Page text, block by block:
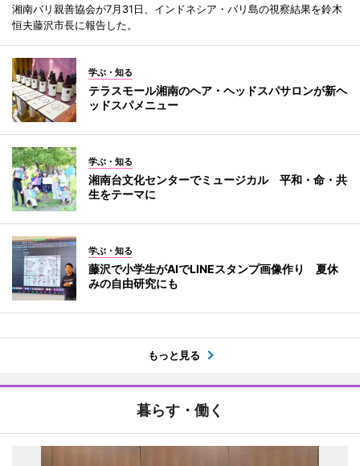
湘南バリ親善協会が7月31日、インドネシア・バリ島の視察結果を鈴木
恒夫藤沢市長に報告した。
学ぶ・知る
テラスモール湘南のヘア・ヘッドスパサロンが新ヘ
ッドスパメニュー
学ぶ・知る
湘南台文化センターでミュージカル 平和・命・共
生をテーマに
学ぶ・知る
藤沢で小学生がAIでLINEスタンプ画像作り 夏休
みの自由研究にも
もっと見る
暮らす・働く